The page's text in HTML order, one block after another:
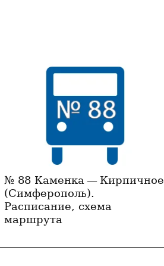
№ 88 Каменка — Кирпичное
(Симферополь).
Расписание, схема
маршрута